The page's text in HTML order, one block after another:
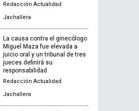
Redacción Actualidad
Jachallera
La causa contra el ginecólogo
Miguel Maza fue elevada a
juicio oral y un tribunal de tres
jueces definirá su
responsabilidad
Redacción Actualidad
Jachallera